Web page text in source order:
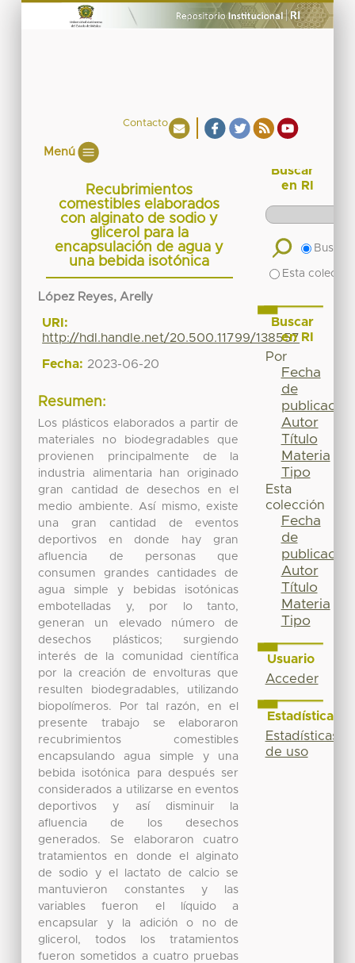
Contacto
Menú
Recubrimientos
comestibles elaborados
con alginato de sodio y
glicerol para la
encapsulación de agua y
una bebida isotónica
López Reyes, Arelly
URI:
http://hdl.handle.net/20.500.11799/138557
Fecha: 2023-06-20
Resumen:
Los plásticos elaborados a partir de
materiales no biodegradables que
provienen principalmente de la
industria alimentaria han originado
gran cantidad de desechos en el
medio ambiente. Así mismo, existe
una gran cantidad de eventos
deportivos en donde hay gran
afluencia de personas que
consumen grandes cantidades de
agua simple y bebidas isotónicas
embotelladas y, por lo tanto,
generan un elevado número de
desechos plásticos; surgiendo
interés de la comunidad científica
por la creación de envolturas que
resulten biodegradables, utilizando
biopolímeros. Por tal razón, en el
presente trabajo se elaboraron
recubrimientos comestibles
encapsulando agua simple y una
bebida isotónica para después ser
considerados a utilizarse en eventos
deportivos y así disminuir la
afluencia de los desechos
generados. Se elaboraron cuatro
tratamientos en donde el alginato
de sodio y el lactato de calcio se
mantuvieron constantes y las
variables fueron el líquido a
encapsular y la adición o no de
glicerol, todos los tratamientos
fueron sometidos a cuatro pruebas
Buscar
en RI
Buscar
Esta
Buscar
en RI
Por
Fecha
de
publicación
Autor
Título
Materia
Tipo
Esta
colección
Fecha
de
publicación
Autor
Título
Materia
Tipo
Usuario
Acceder
Estadísticas
Estadísticas
de uso